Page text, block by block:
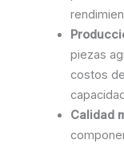
piezas
costos
Calidad